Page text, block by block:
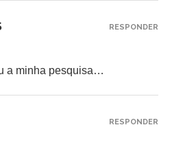
a minha pesquisa…
RESPONDER
RESPONDER